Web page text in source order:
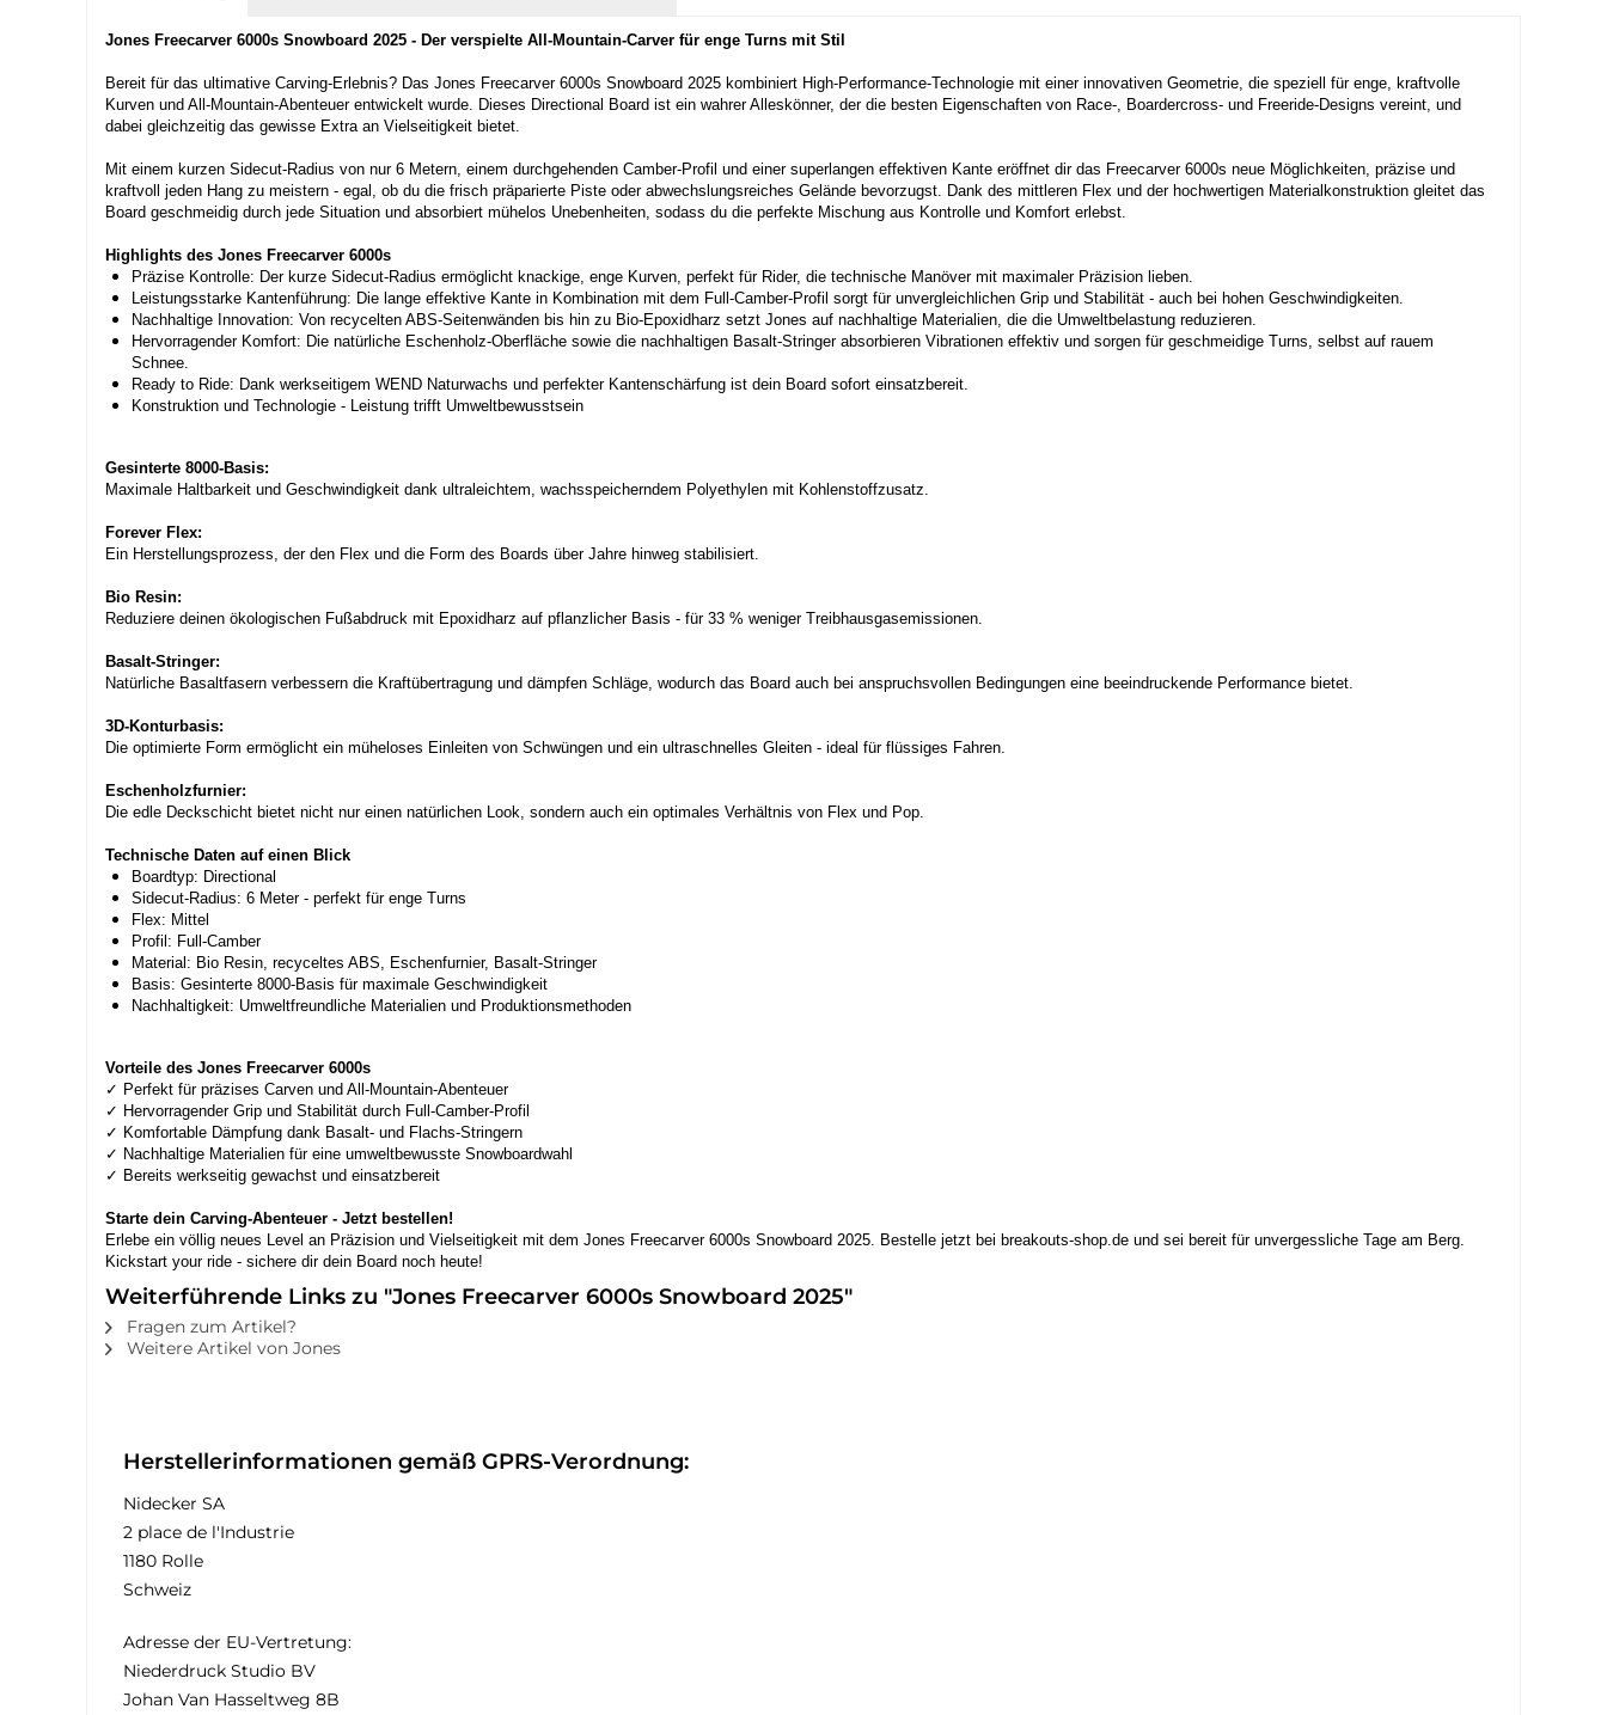
Jones Freecarver 6000s Snowboard 2025 - Der verspielte All-Mountain-Carver für enge Turns mit Stil
Bereit für das ultimative Carving-Erlebnis? Das Jones Freecarver 6000s Snowboard 2025 kombiniert High-Performance-Technologie mit einer innovativen Geometrie, die speziell für enge, kraftvolle
Kurven und All-Mountain-Abenteuer entwickelt wurde. Dieses Directional Board ist ein wahrer Alleskönner, der die besten Eigenschaften von Race-, Boardercross- und Freeride-Designs vereint, und
dabei gleichzeitig das gewisse Extra an Vielseitigkeit bietet.
Mit einem kurzen Sidecut-Radius von nur 6 Metern, einem durchgehenden Camber-Profil und einer superlangen effektiven Kante eröffnet dir das Freecarver 6000s neue Möglichkeiten, präzise und
kraftvoll jeden Hang zu meistern - egal, ob du die frisch präparierte Piste oder abwechslungsreiches Gelände bevorzugst. Dank des mittleren Flex und der hochwertigen Materialkonstruktion gleitet das
Board geschmeidig durch jede Situation und absorbiert mühelos Unebenheiten, sodass du die perfekte Mischung aus Kontrolle und Komfort erlebst.
Highlights des Jones Freecarver 6000s
Präzise Kontrolle: Der kurze Sidecut-Radius ermöglicht knackige, enge Kurven, perfekt für Rider, die technische Manöver mit maximaler Präzision lieben.
Leistungsstarke Kantenführung: Die lange effektive Kante in Kombination mit dem Full-Camber-Profil sorgt für unvergleichlichen Grip und Stabilität - auch bei hohen Geschwindigkeiten.
Nachhaltige Innovation: Von recycelten ABS-Seitenwänden bis hin zu Bio-Epoxidharz setzt Jones auf nachhaltige Materialien, die die Umweltbelastung reduzieren.
Hervorragender Komfort: Die natürliche Eschenholz-Oberfläche sowie die nachhaltigen Basalt-Stringer absorbieren Vibrationen effektiv und sorgen für geschmeidige Turns, selbst auf rauem
Schnee.
Ready to Ride: Dank werkseitigem WEND Naturwachs und perfekter Kantenschärfung ist dein Board sofort einsatzbereit.
Konstruktion und Technologie - Leistung trifft Umweltbewusstsein
Gesinterte 8000-Basis:
Maximale Haltbarkeit und Geschwindigkeit dank ultraleichtem, wachsspeicherndem Polyethylen mit Kohlenstoffzusatz.
Forever Flex:
Ein Herstellungsprozess, der den Flex und die Form des Boards über Jahre hinweg stabilisiert.
Bio Resin:
Reduziere deinen ökologischen Fußabdruck mit Epoxidharz auf pflanzlicher Basis - für 33 % weniger Treibhausgasemissionen.
Basalt-Stringer:
Natürliche Basaltfasern verbessern die Kraftübertragung und dämpfen Schläge, wodurch das Board auch bei anspruchsvollen Bedingungen eine beeindruckende Performance bietet.
3D-Konturbasis:
Die optimierte Form ermöglicht ein müheloses Einleiten von Schwüngen und ein ultraschnelles Gleiten - ideal für flüssiges Fahren.
Eschenholzfurnier:
Die edle Deckschicht bietet nicht nur einen natürlichen Look, sondern auch ein optimales Verhältnis von Flex und Pop.
Technische Daten auf einen Blick
Boardtyp: Directional
Sidecut-Radius: 6 Meter - perfekt für enge Turns
Flex: Mittel
Profil: Full-Camber
Material: Bio Resin, recyceltes ABS, Eschenfurnier, Basalt-Stringer
Basis: Gesinterte 8000-Basis für maximale Geschwindigkeit
Nachhaltigkeit: Umweltfreundliche Materialien und Produktionsmethoden
Vorteile des Jones Freecarver 6000s
✓ Perfekt für präzises Carven und All-Mountain-Abenteuer
✓ Hervorragender Grip und Stabilität durch Full-Camber-Profil
✓ Komfortable Dämpfung dank Basalt- und Flachs-Stringern
✓ Nachhaltige Materialien für eine umweltbewusste Snowboardwahl
✓ Bereits werkseitig gewachst und einsatzbereit
Starte dein Carving-Abenteuer - Jetzt bestellen!
Erlebe ein völlig neues Level an Präzision und Vielseitigkeit mit dem Jones Freecarver 6000s Snowboard 2025. Bestelle jetzt bei breakouts-shop.de und sei bereit für unvergessliche Tage am Berg.
Kickstart your ride - sichere dir dein Board noch heute!
Weiterführende Links zu "Jones Freecarver 6000s Snowboard 2025"
Fragen zum Artikel?
Weitere Artikel von Jones
Herstellerinformationen gemäß GPRS-Verordnung:
Nidecker SA
2 place de l'Industrie
1180 Rolle
Schweiz
Adresse der EU-Vertretung:
Niederdruck Studio BV
Johan Van Hasseltweg 8B